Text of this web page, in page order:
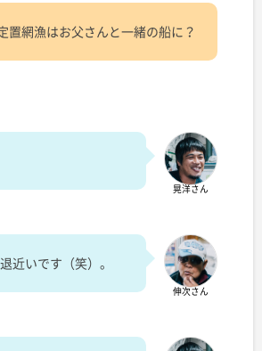
置網漁はお父さんと一緒の船に？
晃洋さん
伸次さん
近いです（笑）。